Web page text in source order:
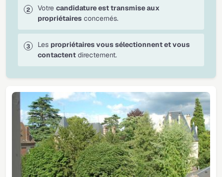
Votre candidature est transmise aux
propriétaires concernés.
Les propriétaires vous sélectionnent et vous
contactent directement.